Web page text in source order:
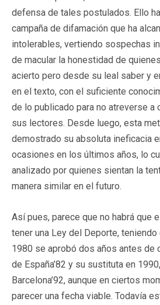
defensa de tales postulados. Ello
campaña de difamación que ha
intolerables, vertiendo sospechas
de macular la honestidad de
acierto pero desde su leal saber y
en el texto, con el suficiente
de lo publicado para no atreverse a
sus lectores. Desde luego, esta
demostrado su absoluta ineficacia
ocasiones en los últimos años, lo
analizado por quienes sientan la
manera similar en el futuro.
Así pues, parece que no habrá que
tener una Ley del Deporte, teniendo
1980 se aprobó dos años antes de
de España’82 y su sustituta en
Barcelona’92, aunque en ciertos
parecer una fecha viable. Todavía